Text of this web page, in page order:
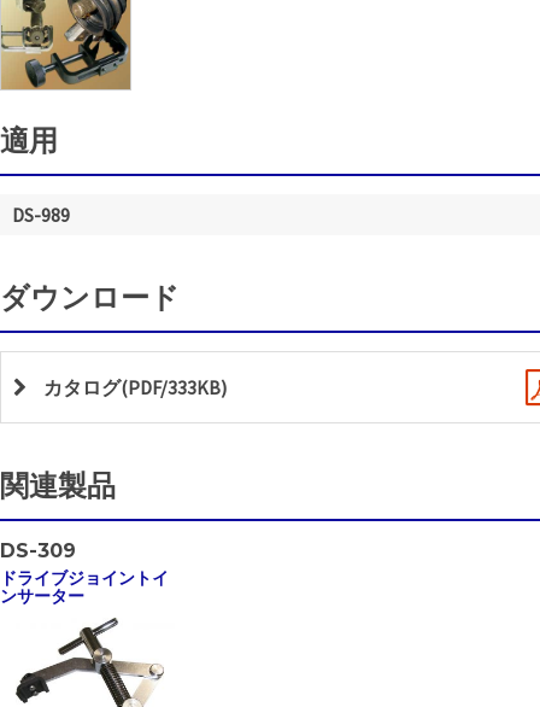
適用
DS-989
ダウンロード
カタログ(PDF/333KB)
関連製品
DS-309
ドライブジョイントイ
ンサーター